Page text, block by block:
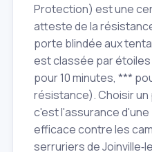
Protection) est une
atteste de la
porte blindée aux
est classée par
pour 10 minutes, ***
résistance). Choisir un
c'est l'assurance
efficace contre les
serruriers de